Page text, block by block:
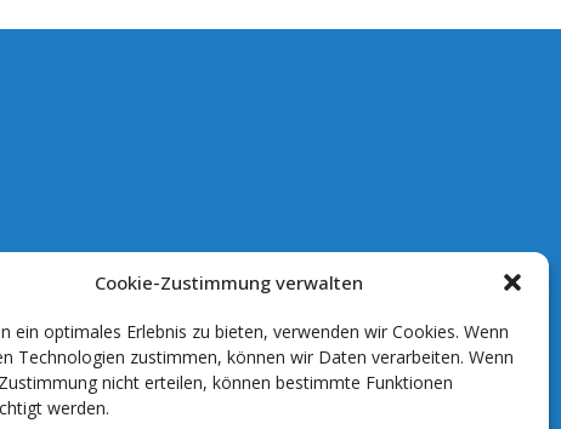
Cookie-Zustimmung verwalten
ein optimales Erlebnis zu bieten, verwenden wir Cookies. Wenn
Technologien zustimmen, können wir Daten verarbeiten. Wenn
nicht erteilen, können bestimmte Funktionen
werden.